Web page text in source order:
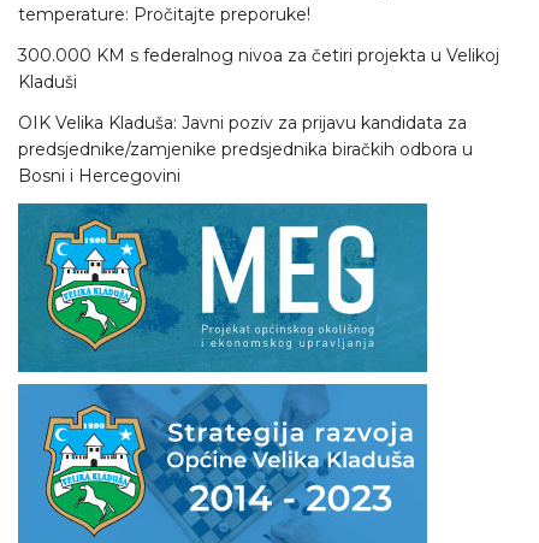
temperature: Pročitajte preporuke!
300.000 KM s federalnog nivoa za četiri projekta u Velikoj
Kladuši
OIK Velika Kladuša: Javni poziv za prijavu kandidata za
predsjednike/zamjenike predsjednika biračkih odbora u
Bosni i Hercegovini